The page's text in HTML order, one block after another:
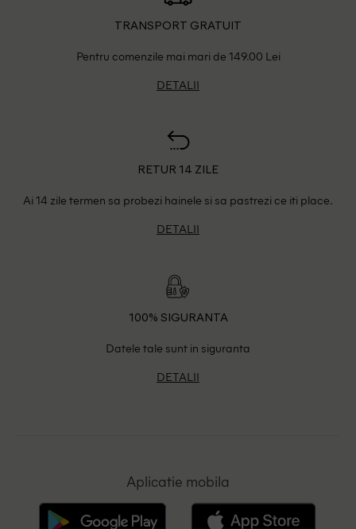
TRANSPORT GRATUIT
Pentru comenzile mai mari de 149.00 Lei
DETALII
RETUR 14 ZILE
Ai 14 zile termen sa probezi hainele si sa pastrezi ce iti place.
DETALII
100% SIGURANTA
Datele tale sunt in siguranta
DETALII
Aplicatie mobila